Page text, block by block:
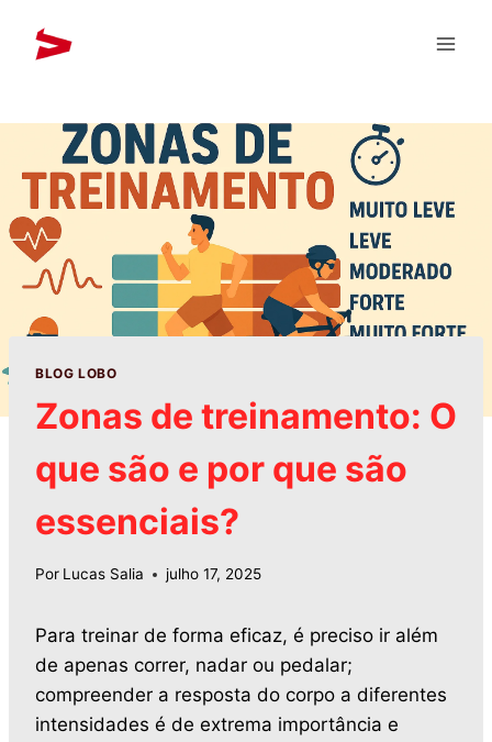
BLOG LOBO
Zonas de treinamento: O
que são e por que são
essenciais?
Por Lucas Salia julho 17, 2025
Para treinar de forma eficaz, é preciso ir além
de apenas correr, nadar ou pedalar;
compreender a resposta do corpo a diferentes
intensidades é de extrema importância e